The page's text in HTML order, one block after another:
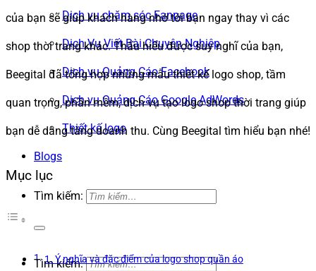
Dịch vụ chăm sóc Fanpage
Dịch Vụ Viết Bài Chuyên Nghiệp
Dịch vụ Quảng Cáo Facebook
Dịch vụ Quảng Cáo Google AdWords
Thiết kế logo
Blogs
Tìm kiếm:
Tìm kiếm:
của bạn sẽ giúp khách hàng nhớ tới bạn ngay thay vì các
shop thời trang khác. Thấu hiểu được suy nghĩ của bạn,
Beegital đã tổng hợp những mẫu thiết kế logo shop, tầm
quan trọng, phần mềm, dịch vụ tạo logo shop thời trang giúp
bạn dễ dàng tăng doanh thu. Cùng Beegital tìm hiểu bạn nhé!
Mục lục
1. Ý nghĩa và đặc điểm của logo shop quần áo